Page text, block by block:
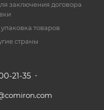
заключения договора
товаров
страны
21-35